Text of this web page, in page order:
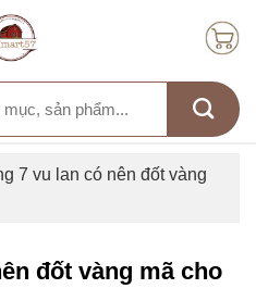
7 vu lan có nên đốt vàng
đốt vàng mã cho